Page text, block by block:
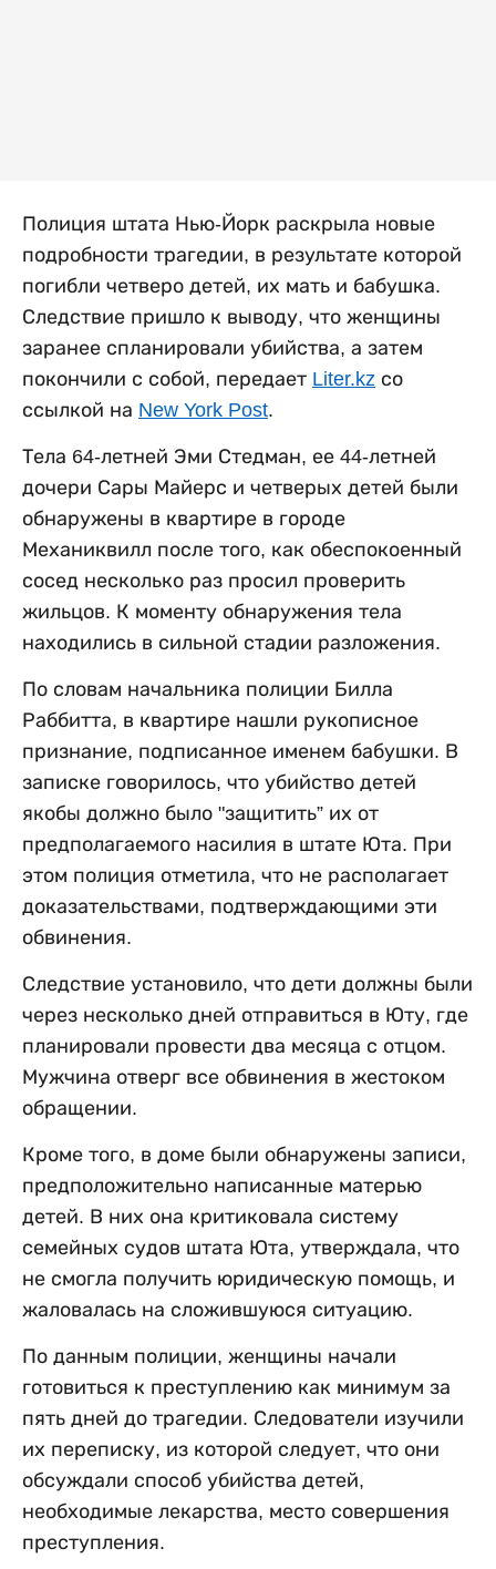
Полиция штата Нью-Йорк раскрыла новые
подробности трагедии, в результате которой
погибли четверо детей, их мать и бабушка.
Следствие пришло к выводу, что женщины
заранее спланировали убийства, а затем
покончили с собой, передает Liter.kz со
ссылкой на New York Post.
Тела 64-летней Эми Стедман, ее 44-летней
дочери Сары Майерс и четверых детей были
обнаружены в квартире в городе
Механиквилл после того, как обеспокоенный
сосед несколько раз просил проверить
жильцов. К моменту обнаружения тела
находились в сильной стадии разложения.
По словам начальника полиции Билла
Раббитта, в квартире нашли рукописное
признание, подписанное именем бабушки. В
записке говорилось, что убийство детей
якобы должно было "защитить” их от
предполагаемого насилия в штате Юта. При
этом полиция отметила, что не располагает
доказательствами, подтверждающими эти
обвинения.
Следствие установило, что дети должны были
через несколько дней отправиться в Юту, где
планировали провести два месяца с отцом.
Мужчина отверг все обвинения в жестоком
обращении.
Кроме того, в доме были обнаружены записи,
предположительно написанные матерью
детей. В них она критиковала систему
семейных судов штата Юта, утверждала, что
не смогла получить юридическую помощь, и
жаловалась на сложившуюся ситуацию.
По данным полиции, женщины начали
готовиться к преступлению как минимум за
пять дней до трагедии. Следователи изучили
их переписку, из которой следует, что они
обсуждали способ убийства детей,
необходимые лекарства, место совершения
преступления.